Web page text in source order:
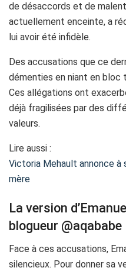
de désaccords et de
actuellement enceinte, a
lui avoir été infidèle.
Des accusations que ce
démenties en niant en bloc
Ces allégations ont
déjà fragilisées par des
valeurs.
Lire aussi :
Victoria Mehault annonce à
mère
La version
blogueur @aqababe
Face à ces accusations,
silencieux. Pour donner sa